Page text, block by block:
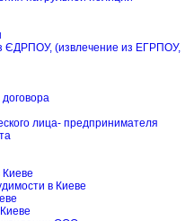
ЄДРПОУ, (извлечение из ЕГРПОУ,
лица- предпринимателя
Киеве
в Киеве